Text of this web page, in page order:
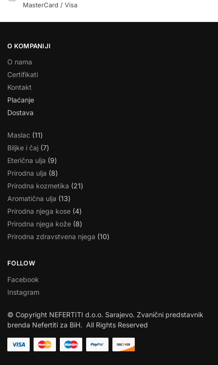
MasterCard / Visa
O KOMPANIJI
O nama
Certifikati
Kontakt
Plaćanje
Dostava
Maslac 11
Biljke i čaj 7
Eterična ulja
9
Prirodna ulja 8
Prirodna kozmetika
21
Aromatična ulja 13
Prirodna njega kose 4
Prirodna njega kože 8
Prirodna zdravstvena njega 10
FOLLOW
Facebook
Instagram
© Copyright NEFERTITI d.o.o. Sarajevo. Zvanični predstavnik
brenda Nefertiti za BiH. All Rights Reserved